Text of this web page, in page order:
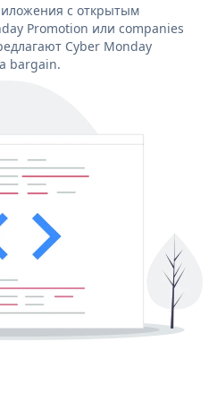
с открытым
Promotion или companies
Cyber Monday
bargain.